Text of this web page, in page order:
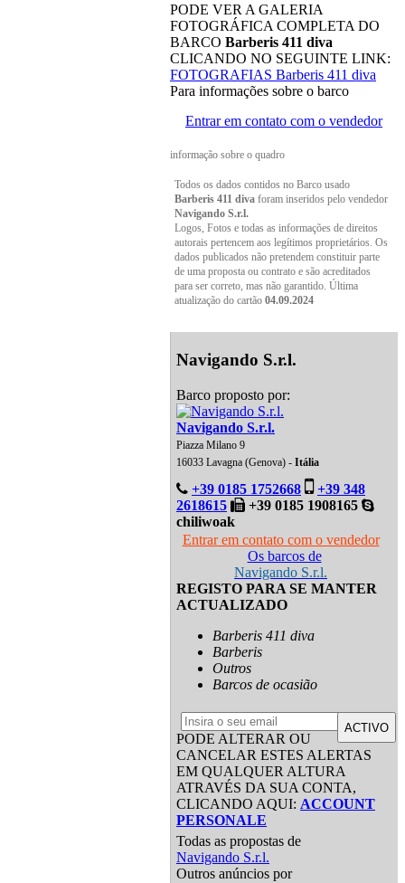
PODE VER A GALERIA
FOTOGRÁFICA COMPLETA DO
BARCO Barberis 411 diva
CLICANDO NO SEGUINTE LINK:
FOTOGRAFIAS Barberis 411 diva
Para informações sobre o barco
Entrar em contato com o vendedor
informação sobre o quadro
Todos os dados contidos no Barco usado
Barberis 411 diva foram inseridos pelo vendedor
Navigando S.r.l.
Logos, Fotos e todas as informações de direitos
autorais pertencem aos legítimos proprietários. Os
dados publicados não pretendem constituir parte
de uma proposta ou contrato e são acreditados
para ser correto, mas não garantido. Última
atualização do cartão 04.09.2024
Navigando S.r.l.
Barco proposto por:
Navigando S.r.l.
Piazza Milano 9
16033 Lavagna (Genova) - Itália
+39 0185 1752668
+39 348
2618615
+39 0185 1908165
chiliwoak
Entrar em contato com o vendedor
Os barcos de
Navigando S.r.l.
REGISTO PARA SE MANTER
ACTUALIZADO
Barberis 411 diva
Barberis
Outros
Barcos de ocasião
ACTIVO
PODE ALTERAR OU
CANCELAR ESTES ALERTAS
EM QUALQUER ALTURA
ATRAVÉS DA SUA CONTA,
CLICANDO AQUI: ACCOUNT
PERSONALE
Todas as propostas de
Navigando S.r.l.
Outros anúncios por